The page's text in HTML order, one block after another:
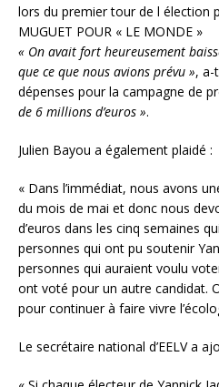
lors du premier tour de l élection
MUGUET POUR « LE MONDE »
« On avait fort heureusement
que ce que nous avions prévu », a-
dépenses pour la campagne de
de 6 millions d’euros ».
Julien Bayou a également plaidé :
« Dans l’immédiat, nous avons
du mois de mai et donc nous
d’euros dans les cinq semaines
personnes qui ont pu soutenir
personnes qui auraient voulu
ont voté pour un autre candidat.
pour continuer à faire vivre
Le secrétaire national d’EELV a